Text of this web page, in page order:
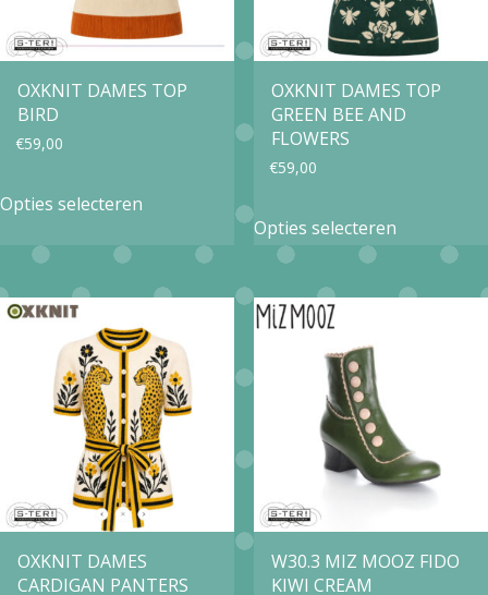
OXKNIT DAMES TOP
BIRD
€59,00
Opties selecteren
meerdere
variaties.
Deze
optie
kan
gekozen
worden
op
de
OXKNIT DAMES TOP
GREEN BEE AND
FLOWERS
€59,00
Opties selecteren
product
kan
gekozen
op
OXKNIT DAMES
CARDIGAN PANTERS
W30.3 MIZ MOOZ FIDO
KIWI CREAM